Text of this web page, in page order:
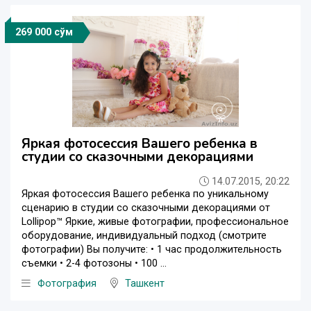
269 000 сўм
Яркая фотосессия Вашего ребенка в
студии со сказочными декорациями
14.07.2015, 20:22
Яркая фотосессия Вашего ребенка по уникальному
сценарию в студии со сказочными декорациями от
Lollipop™ Яркие, живые фотографии, профессиональное
оборудование, индивидуальный подход (смотрите
фотографии) Вы получите: • 1 час продолжительность
съемки • 2-4 фотозоны • 100 ...
Фотография
Ташкент